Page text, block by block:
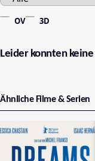
OV 3D
Leider konnten
Ähnliche Filme & Serien